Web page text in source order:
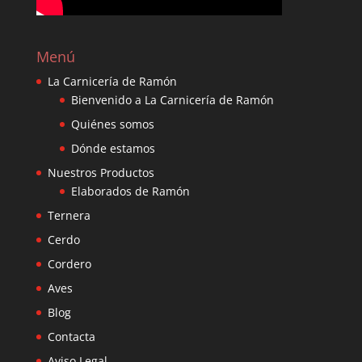
Menú
La Carnicería de Ramón
Bienvenido a La Carnicería de Ramón
Quiénes somos
Dónde estamos
Nuestros Productos
Elaborados de Ramón
Ternera
Cerdo
Cordero
Aves
Blog
Contacta